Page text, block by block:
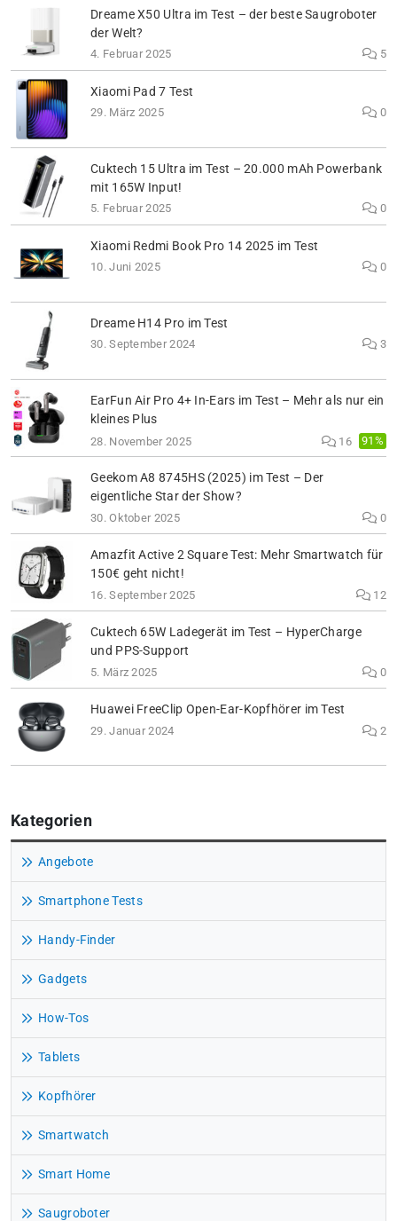
Dreame X50 Ultra im Test – der beste Saugroboter
der Welt?
4. Februar 2025 5
Xiaomi Pad 7 Test
29. März 2025 0
Cuktech 15 Ultra im Test – 20.000 mAh Powerbank
mit 165W Input!
5. Februar 2025 0
Xiaomi Redmi Book Pro 14 2025 im Test
10. Juni 2025 0
Dreame H14 Pro im Test
30. September 2024 3
EarFun Air Pro 4+ In-Ears im Test – Mehr als nur ein
kleines Plus
28. November 2025 16 91%
Geekom A8 8745HS (2025) im Test – Der
eigentliche Star der Show?
30. Oktober 2025 0
Amazfit Active 2 Square Test: Mehr Smartwatch für
150€ geht nicht!
16. September 2025 12
Cuktech 65W Ladegerät im Test – HyperCharge
und PPS-Support
5. März 2025 0
Huawei FreeClip Open-Ear-Kopfhörer im Test
29. Januar 2024 2
Kategorien
Angebote
Smartphone Tests
Handy-Finder
Gadgets
How-Tos
Tablets
Kopfhörer
Smartwatch
Smart Home
Saugroboter